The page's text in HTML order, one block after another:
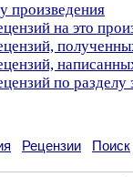
произведения
на это
по разделу
Рецензии Поиск